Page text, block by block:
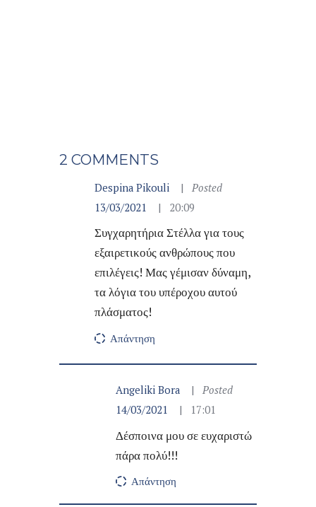
2 COMMENTS
Despina Pikouli
Posted
13/03/2021
20:09
Συγχαρητήρια Στέλλα για τους
εξαιρετικούς ανθρώπους που
επιλέγεις! Μας γέμισαν δύναμη,
τα λόγια του υπέροχου αυτού
πλάσματος!
Απάντηση
Angeliki Bora
Posted
14/03/2021
17:01
Δέσποινα μου σε ευχαριστώ
πάρα πολύ!!!
Απάντηση